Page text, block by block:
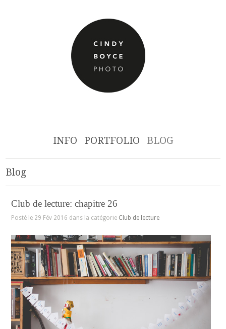
INFO PORTFOLIO BLOG
Blog
Club de lecture: chapitre 26
Posté le 29 Fév 2016 dans la catégorie Club de lecture